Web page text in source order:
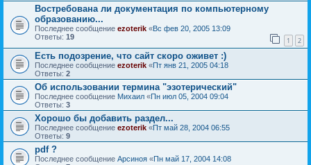
Востребована ли документация по компьютерному
образованию...
Последнее сообщение ezoterik «Вс фев 20, 2005 13:09
Ответы: 19 1 2
Есть подозрение, что сайт скоро оживет :)
Последнее сообщение ezoterik «Пт янв 21, 2005 04:18
Ответы: 2
Об использовании термина "эзотерический"
Последнее сообщение Михаил «Пн июл 05, 2004 09:04
Ответы: 3
Хорошо бы добавить раздел...
Последнее сообщение ezoterik «Пт май 28, 2004 06:55
Ответы: 9
pdf ?
Последнее сообщение Арсиноя «Пн май 17, 2004 14:08